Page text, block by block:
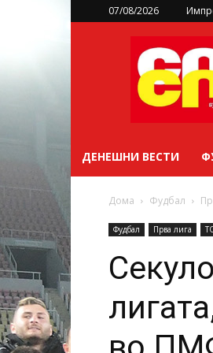
07/08/2026
ДЕНЕШНИ ВЕСТИ
Дома Фудбал
Фудбал Прва лига